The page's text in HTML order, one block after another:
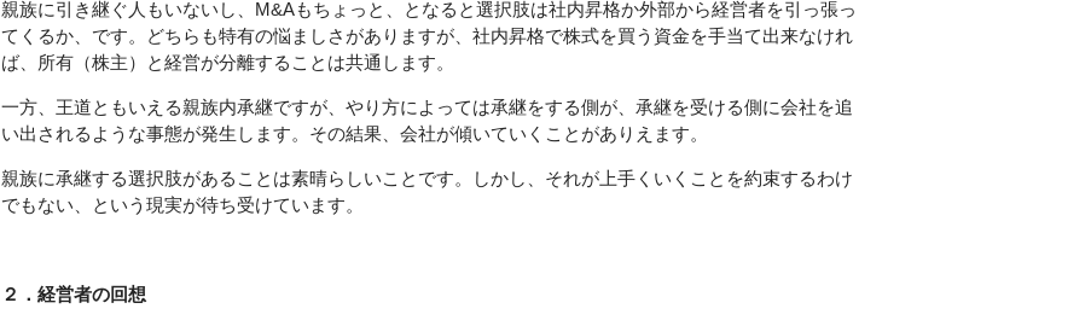
親族に引き継ぐ人もいないし、M&Aもちょっと、となると選択肢は社内昇格か外部から経営者を引っ張っ
てくるか、です。どちらも特有の悩ましさがありますが、社内昇格で株式を買う資金を手当て出来なけれ
ば、所有（株主）と経営が分離することは共通します。
一方、王道ともいえる親族内承継ですが、やり方によっては承継をする側が、承継を受ける側に会社を追
い出されるような事態が発生します。その結果、会社が傾いていくことがありえます。
親族に承継する選択肢があることは素晴らしいことです。しかし、それが上手くいくことを約束するわけ
でもない、という現実が待ち受けています。
２．経営者の回想